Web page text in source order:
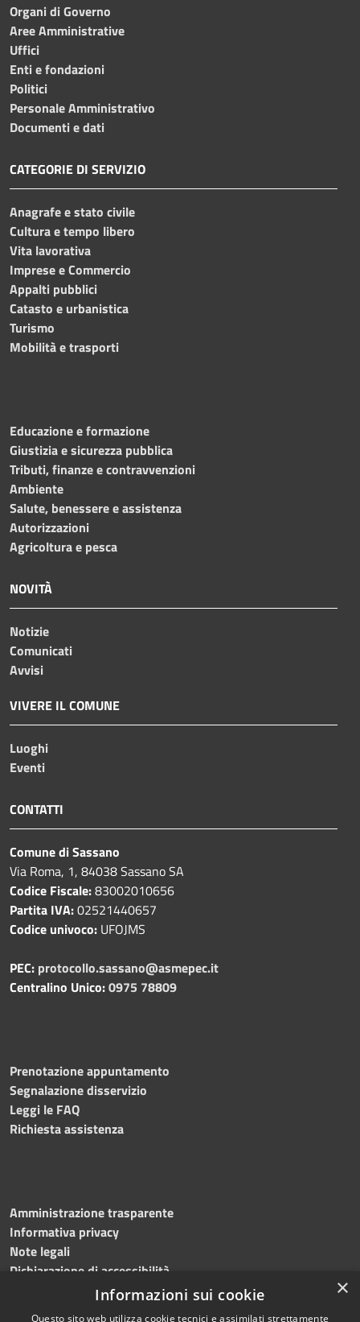
Organi di Governo
Aree Amministrative
Uffici
Enti e fondazioni
Politici
Personale Amministrativo
Documenti e dati
CATEGORIE DI SERVIZIO
Anagrafe e stato civile
Cultura e tempo libero
Vita lavorativa
Imprese e Commercio
Appalti pubblici
Catasto e urbanistica
Turismo
Mobilità e trasporti
Educazione e formazione
Giustizia e sicurezza pubblica
Tributi, finanze e contravvenzioni
Ambiente
Salute, benessere e assistenza
Autorizzazioni
Agricoltura e pesca
NOVITÀ
Notizie
Comunicati
Avvisi
VIVERE IL COMUNE
Luoghi
Eventi
CONTATTI
Comune di Sassano
Via Roma, 1, 84038 Sassano SA
Codice Fiscale:83002010656
Partita IVA:02521440657
Codice univoco: UFOJMS
PEC: protocollo.sassano@asmepec.it
Centralino Unico:0975 78809
Prenotazione appuntamento
Segnalazione disservizio
Leggi le FAQ
Richiesta assistenza
Amministrazione trasparente
Informativa privacy
Note legali
Dichiarazione di accessibilità
×
Informazioni sui cookie
Questo sito web utilizza cookie tecnici e assimilati strettamente